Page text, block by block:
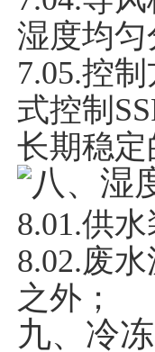
湿度均
7.05.控
式控制
长期稳
八、湿
8.01.供
8.02.废
之外；
九、冷